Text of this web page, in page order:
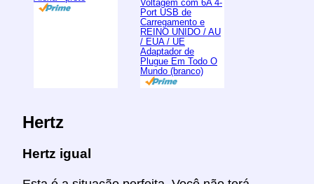
Voltagem com 6A 4-
Port USB de
Carregamento e
REINO UNIDO / AU
/ EUA / UE
Adaptador de
Plugue Em Todo O
Mundo (branco)
Hertz
Hertz igual